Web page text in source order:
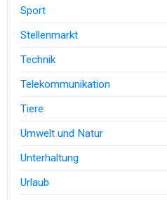
Sport
Stellenmarkt
Technik
Telekommunikation
Tiere
Umwelt und Natur
Unterhaltung
Urlaub